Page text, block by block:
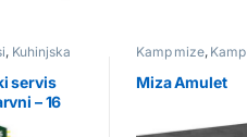
, Kuhinjska
servis
– 16
Kamp mize, Kamp
pohištvo
Miza Amulet